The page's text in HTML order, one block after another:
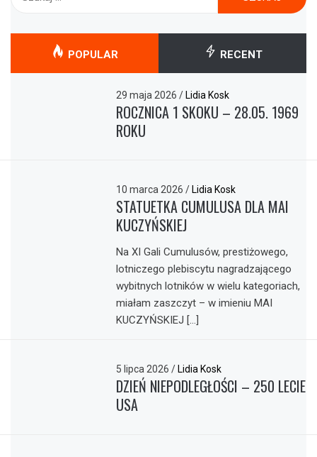
POPULAR RECENT
29 maja 2026/ Lidia Kosk
ROCZNICA 1 SKOKU – 28.05. 1969
ROKU
10 marca 2026/ Lidia Kosk
STATUETKA CUMULUSA DLA MAI
KUCZYŃSKIEJ
Na XI Gali Cumulusów, prestiżowego,
lotniczego plebiscytu nagradzającego
wybitnych lotników w wielu kategoriach,
miałam zaszczyt – w imieniu MAI
KUCZYŃSKIEJ […]
5 lipca 2026/ Lidia Kosk
DZIEŃ NIEPODLEGŁOŚCI – 250 LECIE
USA